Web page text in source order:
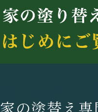
家の塗替え